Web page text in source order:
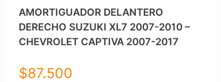
AMORTIGUADOR DELANTERO
DERECHO SUZUKI XL7 2007-2010 –
CHEVROLET CAPTIVA 2007-2017
$87.500